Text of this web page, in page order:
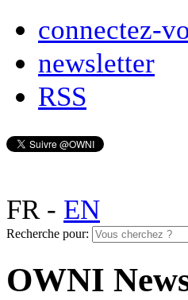
connectez-
newsletter
RSS
FR- EN
Recherche pour:
OWNI